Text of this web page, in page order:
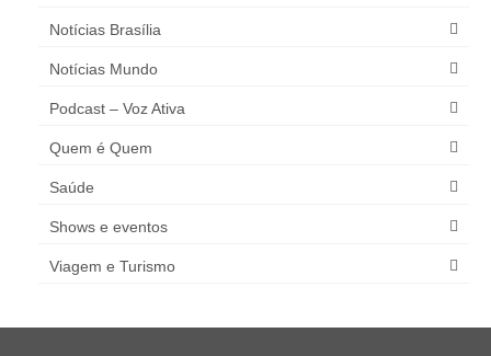
Notícias Brasília
Notícias Mundo
Podcast – Voz Ativa
Quem é Quem
Saúde
Shows e eventos
Viagem e Turismo